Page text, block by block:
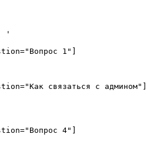
'
1"]
связаться с админом"]
4"]